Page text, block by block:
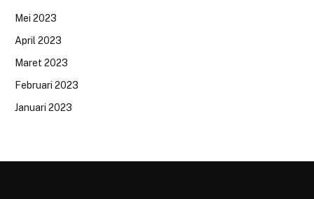
Mei 2023
April 2023
Maret 2023
Februari 2023
Januari 2023